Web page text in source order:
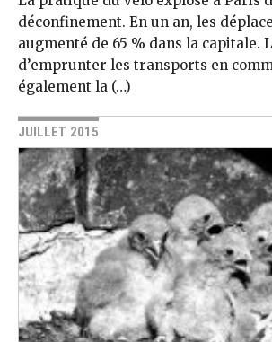
déconfinement. En un an, les
augmenté de 65 % dans la capitale.
d’emprunter les transports en
également la (…)
JUILLET 2015